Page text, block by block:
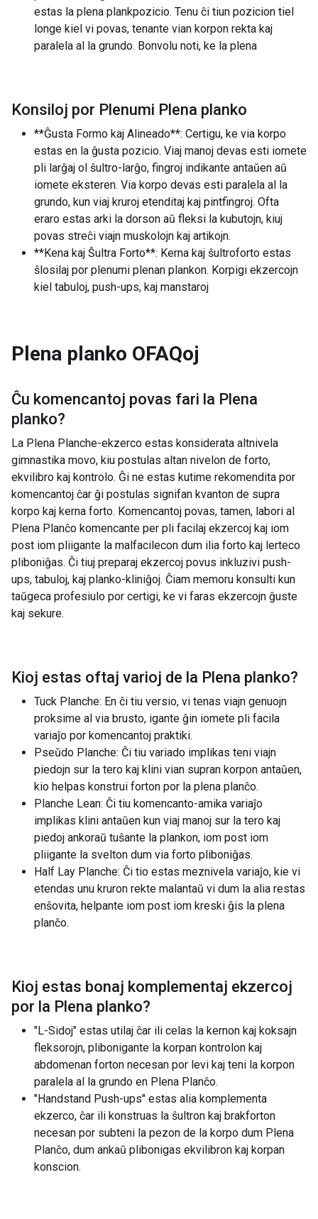
estas la plena plankpozicio. Tenu ĉi tiun pozicion tiel
longe kiel vi povas, tenante vian korpon rekta kaj
paralela al la grundo. Bonvolu noti, ke la plena
Konsiloj por Plenumi Plena planko
**Ĝusta Formo kaj Alineado**: Certigu, ke via korpo
estas en la ĝusta pozicio. Viaj manoj devas esti iomete
pli larĝaj ol ŝultro-larĝo, fingroj indikante antaŭen aŭ
iomete eksteren. Via korpo devas esti paralela al la
grundo, kun viaj kruroj etenditaj kaj pintfingroj. Ofta
eraro estas arki la dorson aŭ fleksi la kubutojn, kiuj
povas streĉi viajn muskolojn kaj artikojn.
**Kena kaj Ŝultra Forto**: Kerna kaj ŝultroforto estas
ŝlosilaj por plenumi plenan plankon. Korpigi ekzercojn
kiel tabuloj, push-ups, kaj manstaroj
Plena planko OFAQoj
Ĉu komencantoj povas fari la Plena
planko?
La Plena Planche-ekzerco estas konsiderata altnivela
gimnastika movo, kiu postulas altan nivelon de forto,
ekvilibro kaj kontrolo. Ĝi ne estas kutime rekomendita por
komencantoj ĉar ĝi postulas signifan kvanton de supra
korpo kaj kerna forto. Komencantoj povas, tamen, labori al
Plena Planĉo komencante per pli facilaj ekzercoj kaj iom
post iom pliigante la malfacilecon dum ilia forto kaj lerteco
pliboniĝas. Ĉi tiuj preparaj ekzercoj povus inkluzivi push-
ups, tabuloj, kaj planko-kliniĝoj. Ĉiam memoru konsulti kun
taŭgeca profesiulo por certigi, ke vi faras ekzercojn ĝuste
kaj sekure.
Kioj estas oftaj varioj de la Plena planko?
Tuck Planche: En ĉi tiu versio, vi tenas viajn genuojn
proksime al via brusto, igante ĝin iomete pli facila
variaĵo por komencantoj praktiki.
Pseŭdo Planche: Ĉi tiu variado implikas teni viajn
piedojn sur la tero kaj klini vian supran korpon antaŭen,
kio helpas konstrui forton por la plena planĉo.
Planche Lean: Ĉi tiu komencanto-amika variaĵo
implikas klini antaŭen kun viaj manoj sur la tero kaj
piedoj ankoraŭ tuŝante la plankon, iom post iom
pliigante la svelton dum via forto pliboniĝas.
Half Lay Planche: Ĉi tio estas meznivela variaĵo, kie vi
etendas unu kruron rekte malantaŭ vi dum la alia restas
enŝovita, helpante iom post iom kreski ĝis la plena
planĉo.
Kioj estas bonaj komplementaj ekzercoj
por la Plena planko?
"L-Sidoj" estas utilaj ĉar ili celas la kernon kaj koksajn
fleksorojn, plibonigante la korpan kontrolon kaj
abdomenan forton necesan por levi kaj teni la korpon
paralela al la grundo en Plena Planĉo.
"Handstand Push-ups" estas alia komplementa
ekzerco, ĉar ili konstruas la ŝultron kaj brakforton
necesan por subteni la pezon de la korpo dum Plena
Planĉo, dum ankaŭ plibonigas ekvilibron kaj korpan
konscion.